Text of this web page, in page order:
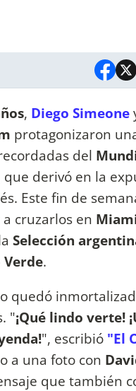
, Diego Simeone
protagonizaron
del
que derivó en la
Este fin de
cruzarlos en
Selección
Verde.
quedó
"¡Qué lindo verte!
", escribió "El
a una foto con
que también